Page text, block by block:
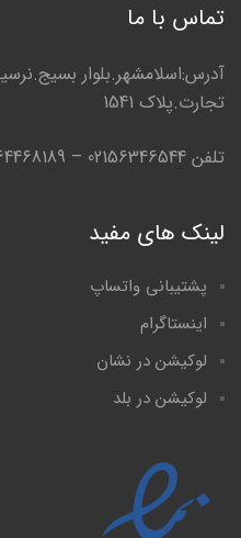
تماس با ما
آدرس:اسلامشهر.بلوار
تجارت.پلاک 1541
تلفن 02156346544 – 09364468189 – 09125236176
لینک های مفید
پشتیبانی واتساپ
اینستاگرام
لوکیشن در نشان
لوکیشن در بلد